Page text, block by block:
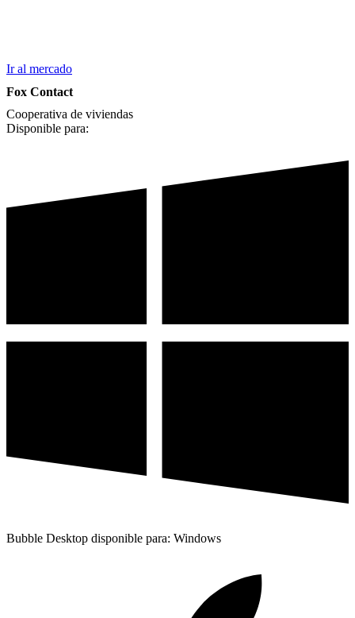
Ir al mercado
Fox Contact
Cooperativa de viviendas
Disponible para:
Bubble Desktop disponible para: Windows